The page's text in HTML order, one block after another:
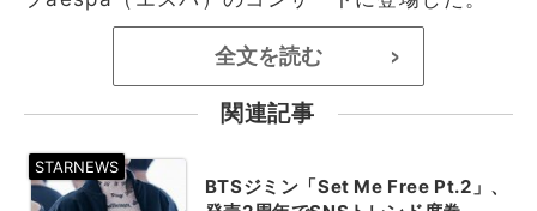
全文を読む >
関連記事
BTSジミン「Set Me Free Pt.2」、